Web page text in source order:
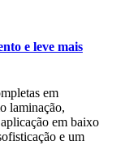
e leve mais
em
laminação,
em baixo
e um